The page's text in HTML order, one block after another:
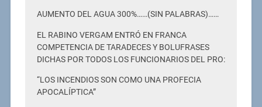
AUMENTO DEL AGUA 300%……(SIN PALABRAS)……
EL RABINO VERGAM ENTRÓ EN FRANCA
COMPETENCIA DE TARADECES Y BOLUFRASES
DICHAS POR TODOS LOS FUNCIONARIOS DEL PRO:
“LOS INCENDIOS SON COMO UNA PROFECIA
APOCALÍPTICA”